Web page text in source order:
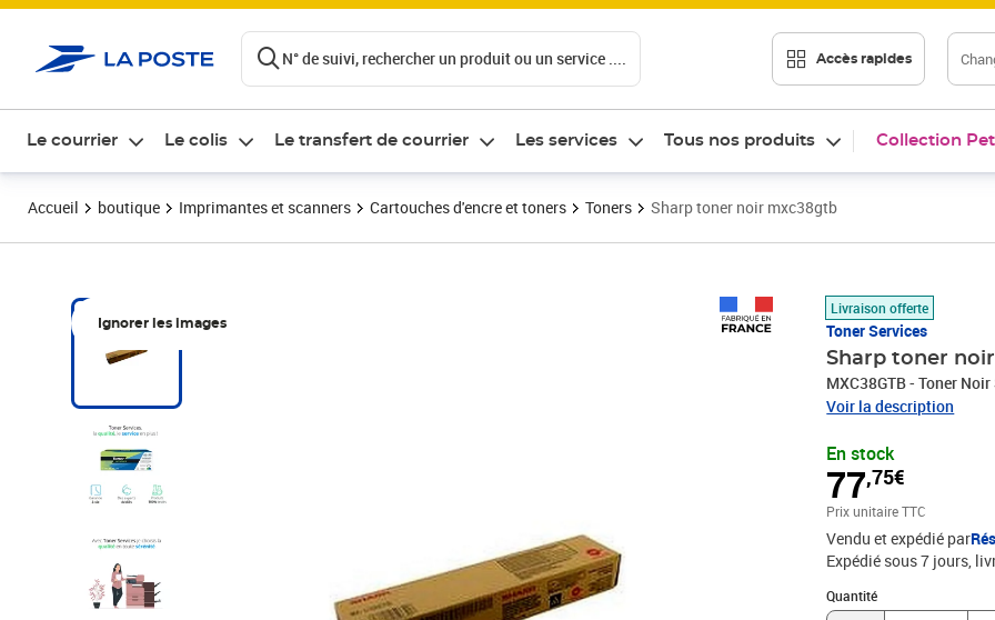
N° de suivi, rechercher un produit ou un service .... Accès rapides
Le courrier Le colis Le transfert de courrier Les services Tous nos produits Collection
Accueil boutique Imprimantes et scanners Cartouches d'encre et toners Toners Sharp toner noir mxc38gtb
Ignorer les images
Livraison offerte
Toner Services
Sharp toner
MXC38GTB - Toner
Voir la description
En stock
77,75€
Prix 77,75€
Prix unitaire TTC
Vendu et expédié par
Expédié sous 7 jours
Quantité
Quantité : 1